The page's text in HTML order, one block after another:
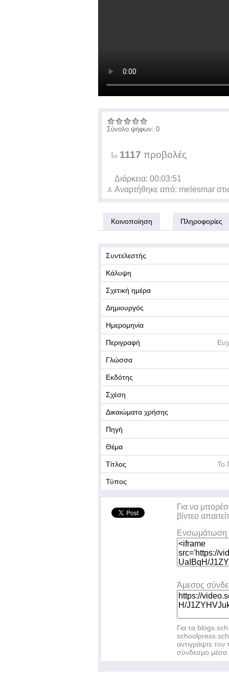
Σύνολο ψήφων: 0
1117 προβολές
Διάρκεια: 00:03:51
Αναρτήθηκε από: melesmar
Κοινοποίηση Πληροφορίες
Συντελεστής
Κάλυψη
Σχετική ημέρα
Δημιουργός
Ημερομηνία
Περιγραφή
Γλώσσα
Εκδότης
Σχέση
Δικαιώματα χρήσης
Πηγή
Θέμα
Τίτλος Το
Τύπος
Για να
βίντεο
Ενσωμάτωση
Άμεσος
Για τα
αντιγράψτε
σύνδεσμο